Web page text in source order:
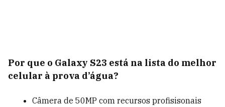
Por que o Galaxy S23 está na lista do melhor
celular à prova d’água?
Câmera de 50MP com recursos profisisonais